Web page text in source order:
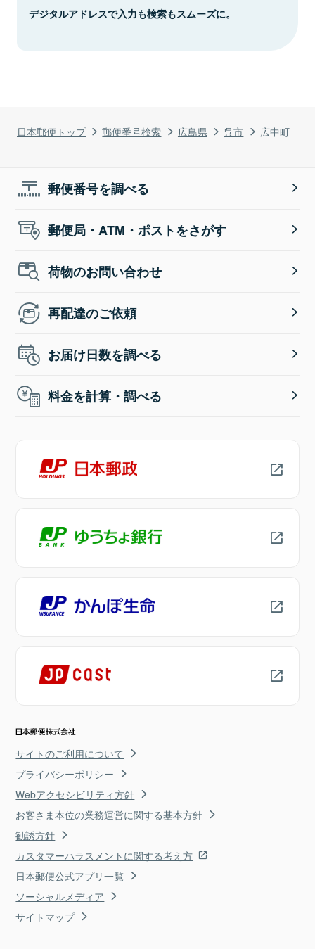
日本郵便トップ 郵便番号検索 広島県 呉市 広中町
デジタルアドレスで入力も検索もスムーズに。
郵便番号を調べる
郵便局・ATM・ポストをさがす
荷物のお問い合わせ
再配達のご依頼
お届け日数を調べる
料金を計算・調べる
サイトのご利用について
プライバシーポリシー
Webアクセシビリティ方針
お客さま本位の業務運営に関する基本方針
勧誘方針
カスタマーハラスメントに関する考え方
日本郵便公式アプリ一覧
ソーシャルメディア
サイトマップ